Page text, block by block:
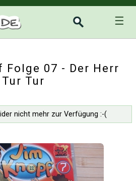
☰
Folge 07 - Der Herr
Tur Tur
nicht mehr zur Verfügung :-(